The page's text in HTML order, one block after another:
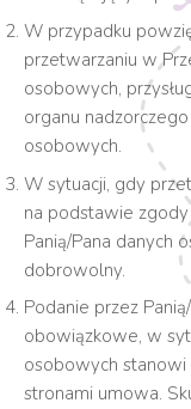
W przypadku
przetwarzaniu w
osobowych,
organu
osobowych.
W sytuacji, gdy
na podstawie
Panią/Pana danych
dobrowolny.
Podanie przez
obowiązkowe, w
osobowych
stronami umowa.